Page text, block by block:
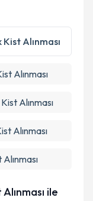
Aydınlatma
belirtilen
Alınması
Alınması
Alınması
Alınması
ile